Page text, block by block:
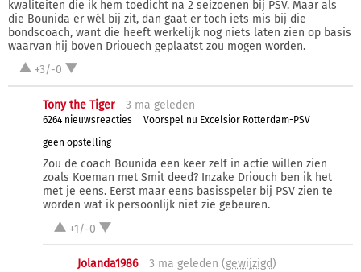
kwaliteiten die ik hem toedicht na 2 seizoenen bij PSV. Maar als
die Bounida er wél bij zit, dan gaat er toch iets mis bij die
bondscoach, want die heeft werkelijk nog niets laten zien op basis
waarvan hij boven Driouech geplaatst zou mogen worden.
+3/-0
Tony the Tiger 3 ma geleden
6264 nieuwsreacties
Voorspel nu Excelsior Rotterdam-PSV
geen opstelling
Zou de coach Bounida een keer zelf in actie willen zien
zoals Koeman met Smit deed? Inzake Driouch ben ik het
met je eens. Eerst maar eens basisspeler bij PSV zien te
worden wat ik persoonlijk niet zie gebeuren.
+1/-0
Jolanda1986 3 ma geleden (gewijzigd)